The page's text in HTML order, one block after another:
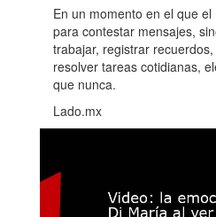
En un momento en el que
para contestar mensajes,
trabajar, registrar
resolver tareas cotidianas,
que nunca.
Lado.mx